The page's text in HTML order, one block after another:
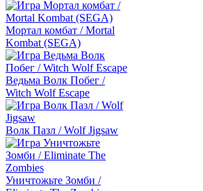
Мортал комбат / Mortal
Kombat (SEGA)
Ведьма Волк Побег /
Witch Wolf Escape
Волк Пазл / Wolf Jigsaw
Уничтожьте Зомби /